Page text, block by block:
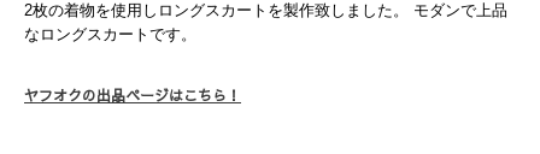
2枚の着物を使用しロングスカートを製作致しました。 モダンで上品
なロングスカートです。
ヤフオクの出品ページはこちら！